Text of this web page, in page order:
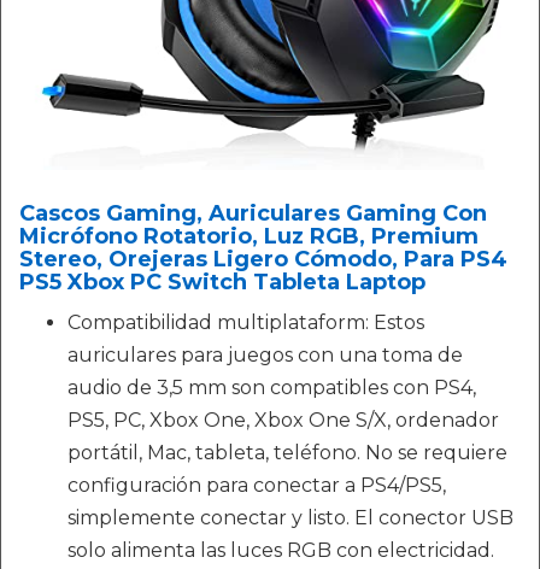
Cascos Gaming, Auriculares Gaming Con
Micrófono Rotatorio, Luz RGB, Premium
Stereo, Orejeras Ligero Cómodo, Para PS4
PS5 Xbox PC Switch Tableta Laptop
Compatibilidad multiplataform: Estos
auriculares para juegos con una toma de
audio de 3,5 mm son compatibles con PS4,
PS5, PC, Xbox One, Xbox One S/X, ordenador
portátil, Mac, tableta, teléfono. No se requiere
configuración para conectar a PS4/PS5,
simplemente conectar y listo. El conector USB
solo alimenta las luces RGB con electricidad.